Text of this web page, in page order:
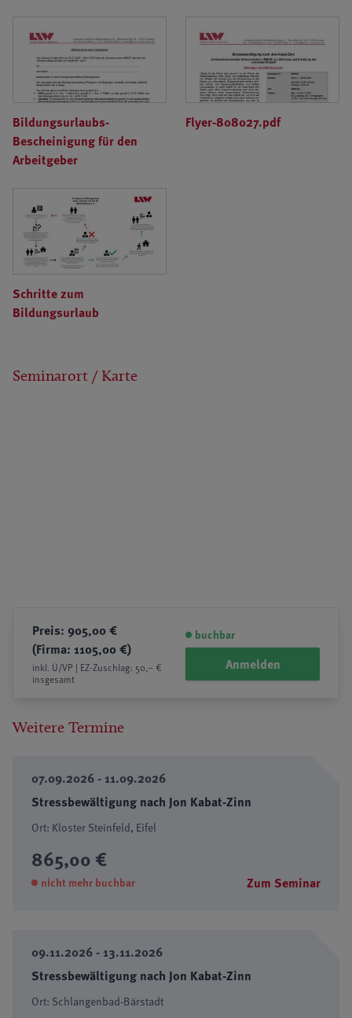
Bildungsurlaubs-
Bescheinigung für den
Arbeitgeber
Flyer-808027.pdf
Schritte zum
Bildungsurlaub
Seminarort / Karte
Preis: 905,00 €
(Firma: 1105,00 €)
inkl. Ü/VP | EZ-Zuschlag: 50,– €
insgesamt
buchbar
Anmelden
Weitere Termine
07.09.2026 - 11.09.2026
Stressbewältigung nach Jon Kabat-Zinn
Ort: Kloster Steinfeld, Eifel
865,00 €
nicht mehr buchbar Zum Seminar
09.11.2026 - 13.11.2026
Stressbewältigung nach Jon Kabat-Zinn
Ort: Schlangenbad-Bärstadt